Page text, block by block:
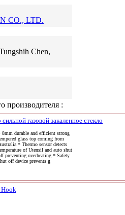
CO., LTD.
Chen,
производителя :
газовой закаленное стекло
8mm durable and efficient strong
glass top coming from
* Thermo sensor detects
of Utensil and auto shut
preventing overheating * Safety
off device prevents g
Hook